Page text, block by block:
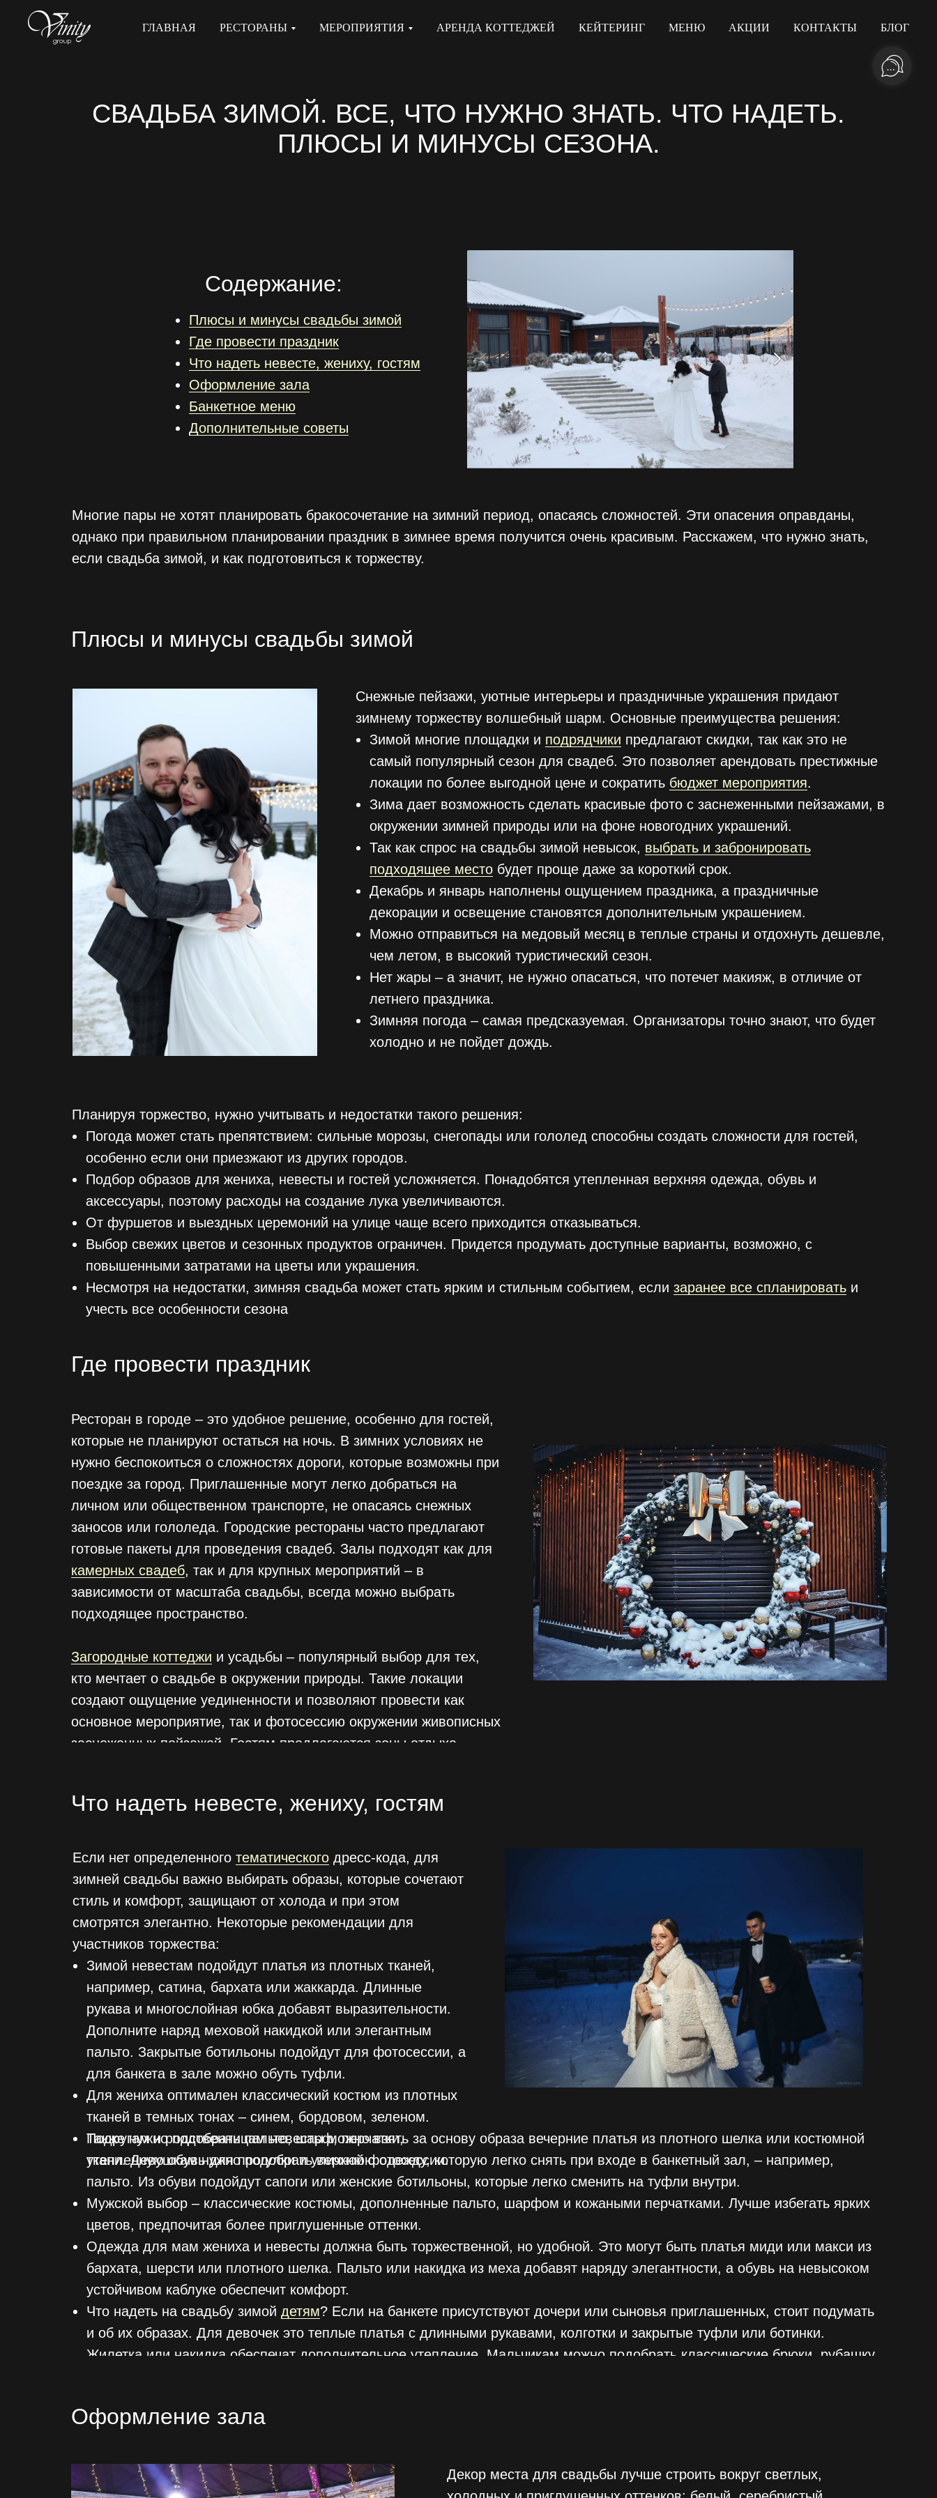
ГЛАВНАЯ РЕСТОРАНЫ МЕРОПРИЯТИЯ АРЕНДА КОТТЕДЖЕЙ КЕЙТЕРИНГ МЕНЮ АКЦИИ КОНТАКТЫ БЛОГ
СВАДЬБА ЗИМОЙ. ВСЕ, ЧТО НУЖНО ЗНАТЬ. ЧТО НАДЕТЬ.
ПЛЮСЫ И МИНУСЫ СЕЗОНА.
Содержание:
Плюсы и минусы свадьбы зимой
Где провести праздник
Что надеть невесте, жениху, гостям
Оформление зала
Банкетное меню
Дополнительные советы
Многие пары не хотят планировать бракосочетание на зимний период, опасаясь сложностей. Эти опасения оправданы,
однако при правильном планировании праздник в зимнее время получится очень красивым. Расскажем, что нужно знать,
если свадьба зимой, и как подготовиться к торжеству.
Плюсы и минусы свадьбы зимой
Снежные пейзажи, уютные интерьеры и праздничные украшения придают
зимнему торжеству волшебный шарм. Основные преимущества решения:
Зимой многие площадки и подрядчики предлагают скидки, так как это не
самый популярный сезон для свадеб. Это позволяет арендовать престижные
локации по более выгодной цене и сократить бюджет мероприятия.
Зима дает возможность сделать красивые фото с заснеженными пейзажами, в
окружении зимней природы или на фоне новогодних украшений.
Так как спрос на свадьбы зимой невысок, выбрать и забронировать
подходящее место будет проще даже за короткий срок.
Декабрь и январь наполнены ощущением праздника, а праздничные
декорации и освещение становятся дополнительным украшением.
Можно отправиться на медовый месяц в теплые страны и отдохнуть дешевле,
чем летом, в высокий туристический сезон.
Нет жары – а значит, не нужно опасаться, что потечет макияж, в отличие от
летнего праздника.
Зимняя погода – самая предсказуемая. Организаторы точно знают, что будет
холодно и не пойдет дождь.
Планируя торжество, нужно учитывать и недостатки такого решения:
Погода может стать препятствием: сильные морозы, снегопады или гололед способны создать сложности для гостей,
особенно если они приезжают из других городов.
Подбор образов для жениха, невесты и гостей усложняется. Понадобятся утепленная верхняя одежда, обувь и
аксессуары, поэтому расходы на создание лука увеличиваются.
От фуршетов и выездных церемоний на улице чаще всего приходится отказываться.
Выбор свежих цветов и сезонных продуктов ограничен. Придется продумать доступные варианты, возможно, с
повышенными затратами на цветы или украшения.
Несмотря на недостатки, зимняя свадьба может стать ярким и стильным событием, если заранее все спланировать и
учесть все особенности сезона
Где провести праздник
Ресторан в городе – это удобное решение, особенно для гостей,
которые не планируют остаться на ночь. В зимних условиях не
нужно беспокоиться о сложностях дороги, которые возможны при
поездке за город. Приглашенные могут легко добраться на
личном или общественном транспорте, не опасаясь снежных
заносов или гололеда. Городские рестораны часто предлагают
готовые пакеты для проведения свадеб. Залы подходят как для
камерных свадеб, так и для крупных мероприятий – в
зависимости от масштаба свадьбы, всегда можно выбрать
подходящее пространство.
Загородные коттеджи и усадьбы – популярный выбор для тех,
кто мечтает о свадьбе в окружении природы. Такие локации
создают ощущение уединенности и позволяют провести как
основное мероприятие, так и фотосессию окружении живописных
заснеженных пейзажей. Гостям предлагаются зоны отдыха,
Что надеть невесте, жениху, гостям
Если нет определенного тематического дресс-кода, для
зимней свадьбы важно выбирать образы, которые сочетают
стиль и комфорт, защищают от холода и при этом
смотрятся элегантно. Некоторые рекомендации для
участников торжества:
Зимой невестам подойдут платья из плотных тканей,
например, сатина, бархата или жаккарда. Длинные
рукава и многослойная юбка добавят выразительности.
Дополните наряд меховой накидкой или элегантным
пальто. Закрытые ботильоны подойдут для фотосессии, а
для банкета в зале можно обуть туфли.
Для жениха оптимален классический костюм из плотных
тканей в темных тонах – синем, бордовом, зеленом.
Также нужно подобрать пальто, шарф, перчатки,
утепленную обувь для прогулки и уличной фотосессии.
Подругам и родственницам невесты можно взять за основу образа вечерние платья из плотного шелка или костюмной
ткани. Девушкам нужно подобрать верхнюю одежду, которую легко снять при входе в банкетный зал, – например,
пальто. Из обуви подойдут сапоги или женские ботильоны, которые легко сменить на туфли внутри.
Мужской выбор – классические костюмы, дополненные пальто, шарфом и кожаными перчатками. Лучше избегать ярких
цветов, предпочитая более приглушенные оттенки.
Одежда для мам жениха и невесты должна быть торжественной, но удобной. Это могут быть платья миди или макси из
бархата, шерсти или плотного шелка. Пальто или накидка из меха добавят наряду элегантности, а обувь на невысоком
устойчивом каблуке обеспечит комфорт.
Что надеть на свадьбу зимой детям? Если на банкете присутствуют дочери или сыновья приглашенных, стоит подумать
и об их образах. Для девочек это теплые платья с длинными рукавами, колготки и закрытые туфли или ботинки.
Жилетка или накидка обеспечат дополнительное утепление. Мальчикам можно подобрать классические брюки, рубашку
Оформление зала
Декор места для свадьбы лучше строить вокруг светлых,